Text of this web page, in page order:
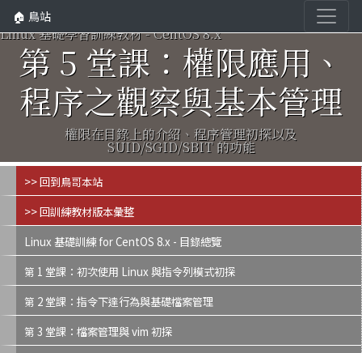
🏠 鳥站
Linux 基礎學習訓練教材 - CentOS 8.x
第 5 堂課：權限應用、
程序之觀察與基本管理
權限在目錄上的介紹、程序管理初探以及
SUID/SGID/SBIT 的功能
>> 回到鳥哥本站
>> 回訓練教材版本彙整
Linux 基礎訓練 for CentOS 8.x - 目錄總覽
第 1 堂課：初次使用 Linux 與指令列模式初探
第 2 堂課：指令下達行為與基礎檔案管理
第 3 堂課：檔案管理與 vim 初探